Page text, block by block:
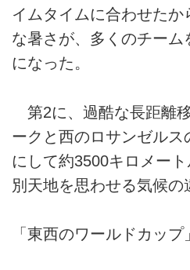
イムタイムに合わせた
な暑さが、多くのチーム
になった。
第2に、過酷な長距離
ークと西のロサンゼル
にして約3500キロメート
別天地を思わせる気候の
「東西のワールドカップ」